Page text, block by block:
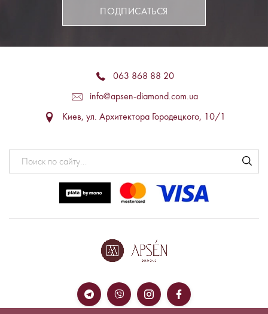
ПОДПИСАТЬСЯ
063 868 88 20
info@apsen-diamond.com.ua
Киев, ул. Архитектора Городецкого, 10/1